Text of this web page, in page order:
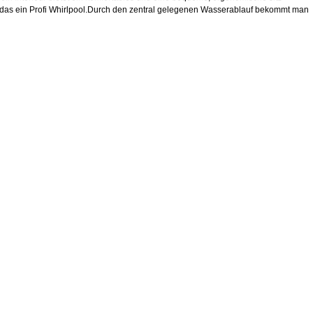
ein Profi Whirlpool.Durch den zentral gelegenen Wasserablauf bekommt man